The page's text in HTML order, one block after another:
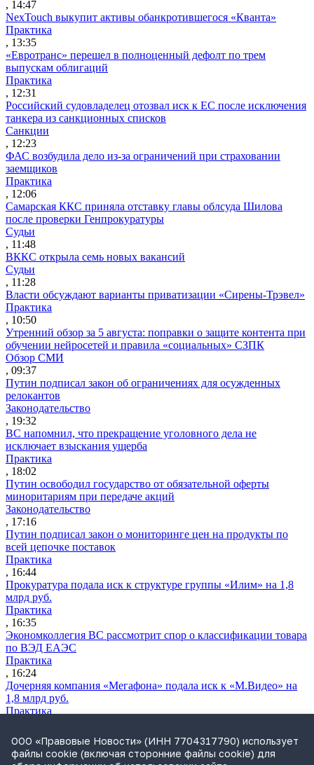
, 14:47
NexTouch выкупит активы обанкротившегося «Кванта»
Практика
, 13:35
«Евротранс» перешел в полноценный дефолт по трем
выпускам облигаций
Практика
, 12:31
Российский судовладелец отозвал иск к ЕС после исключения
танкера из санкционных списков
Санкции
, 12:23
ФАС возбудила дело из-за ограничений при страховании
заемщиков
Практика
, 12:06
Самарская ККС приняла отставку главы облсуда Шилова
после проверки Генпрокуратуры
Судьи
, 11:48
ВККС открыла семь новых вакансий
Судьи
, 11:28
Власти обсуждают варианты приватизации «Сирены-Трэвел»
Практика
, 10:50
Утренний обзор за 5 августа: поправки о защите контента при
обучении нейросетей и правила «социальных» СЗПК
Обзор СМИ
, 09:37
Путин подписал закон об ограничениях для осужденных
релокантов
Законодательство
, 19:32
ВС напомнил, что прекращение уголовного дела не
исключает взыскания ущерба
Практика
, 18:02
Путин освободил государство от обязательной оферты
миноритариям при передаче акций
Законодательство
, 17:16
Путин подписал закон о мониторинге цен на продукты по
всей цепочке поставок
Практика
, 16:44
Прокуратура подала иск к структуре группы «Илим» на 1,8
млрд руб.
Практика
, 16:35
Экономколлегия ВС рассмотрит спор о классификации товара
по ВЭД ЕАЭС
Практика
, 16:24
Дочерняя компания «Мегафона» подала иск к «М.Видео» на
1,8 млрд руб.
Практика
СИП проверит отмену патента на систему управления
устройствами после возражений «Яндекса»
Практика
ООО «Правовые Новости» (ИНН 7704317790) использует
файлы cookie (включая сторонние файлы cookie) для